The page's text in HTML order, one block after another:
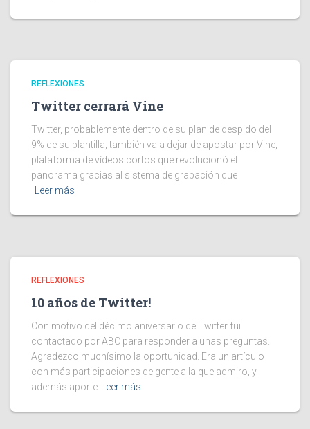
REFLEXIONES
Twitter cerrará Vine
Twitter, probablemente dentro de su plan de despido del
9% de su plantilla, también va a dejar de apostar por Vine,
plataforma de vídeos cortos que revolucionó el
panorama gracias al sistema de grabación que
Leer más
REFLEXIONES
10 años de Twitter!
Con motivo del décimo aniversario de Twitter fui
contactado por ABC para responder a unas preguntas.
Agradezco muchísimo la oportunidad. Era un artículo
con más participaciones de gente a la que admiro, y
además aporte
Leer más